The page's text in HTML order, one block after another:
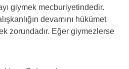
giymek mecburiyetindedir.
devamını hükümet
zorundadır. Eğer giymezlerse